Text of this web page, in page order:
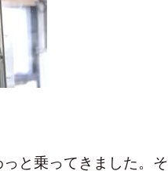
と乗ってきました。そ